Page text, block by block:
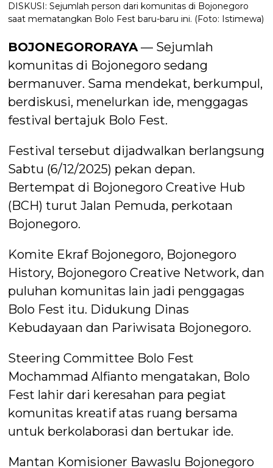
DISKUSI: Sejumlah person dari komunitas di Bojonegoro
saat mematangkan Bolo Fest baru-baru ini. (Foto: Istimewa)
BOJONEGORORAYA— Sejumlah
komunitas di Bojonegoro sedang
bermanuver. Sama mendekat, berkumpul,
berdiskusi, menelurkan ide, menggagas
festival bertajuk Bolo Fest.
Festival tersebut dijadwalkan berlangsung
Sabtu (6/12/2025) pekan depan.
Bertempat di Bojonegoro Creative Hub
(BCH) turut Jalan Pemuda, perkotaan
Bojonegoro.
Komite Ekraf Bojonegoro, Bojonegoro
History, Bojonegoro Creative Network, dan
puluhan komunitas lain jadi penggagas
Bolo Fest itu. Didukung Dinas
Kebudayaan dan Pariwisata Bojonegoro.
Steering Committee Bolo Fest
Mochammad Alfianto mengatakan, Bolo
Fest lahir dari keresahan para pegiat
komunitas kreatif atas ruang bersama
untuk berkolaborasi dan bertukar ide.
Mantan Komisioner Bawaslu Bojonegoro